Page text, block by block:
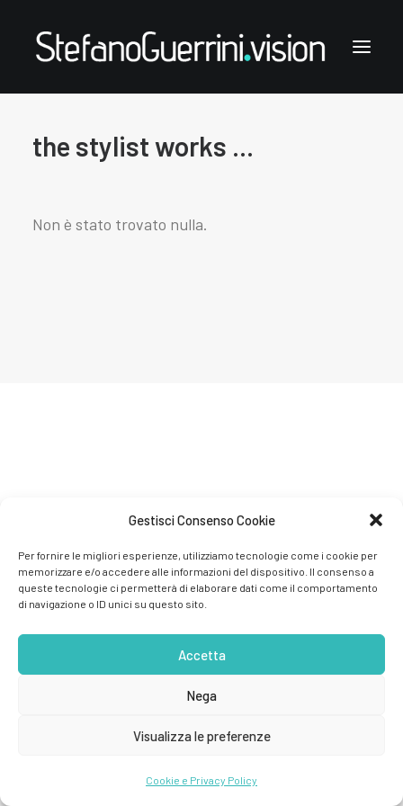
Gestisci Consenso Cookie
Per fornire le migliori esperienze, utilizziamo tecnologie come i cookie per
memorizzare e/o accedere alle informazioni del dispositivo. Il consenso a
queste tecnologie ci permetterà di elaborare dati come il comportamento
di navigazione o ID unici su questo sito.
Accetta
Nega
Visualizza le preferenze
Cookie e Privacy Policy
Stefano Guerrini
the style notes
the stylist works ...
Non è stato trovato nulla.